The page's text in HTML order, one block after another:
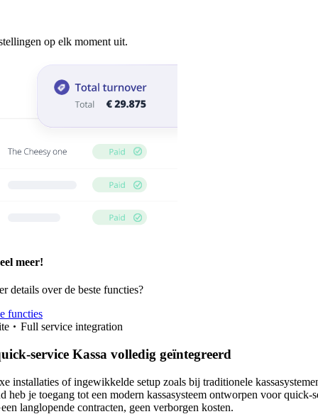
op elk moment uit.
meer!
details over de beste functies?
functies
Full service integration
service Kassa volledig geïntegreerd
installaties of ingewikkelde setup zoals bij traditionele
heb je toegang tot een modern kassasysteem ontworpen voor quick-
langlopende contracten, geen verborgen kosten.